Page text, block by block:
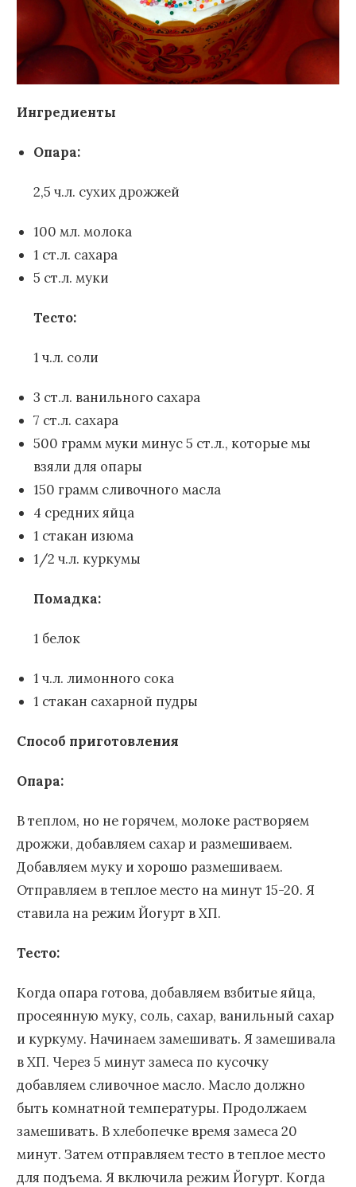
Ингредиенты
Опара:
2,5 ч.л. сухих дрожжей
100 мл. молока
1 ст.л. сахара
5 ст.л. муки
Тесто:
1 ч.л. соли
3 ст.л. ванильного сахара
7 ст.л. сахара
500 грамм муки минус 5 ст.л., которые мы
взяли для опары
150 грамм сливочного масла
4 средних яйца
1 стакан изюма
1/2 ч.л. куркумы
Помадка:
1 белок
1 ч.л. лимонного сока
1 стакан сахарной пудры
Способ приготовления
Опара:
В теплом, но не горячем, молоке растворяем
дрожжи, добавляем сахар и размешиваем.
Добавляем муку и хорошо размешиваем.
Отправляем в теплое место на минут 15-20. Я
ставила на режим Йогурт в ХП.
Тесто:
Когда опара готова, добавляем взбитые яйца,
просеянную муку, соль, сахар, ванильный сахар
и куркуму. Начинаем замешивать. Я замешивала
в ХП. Через 5 минут замеса по кусочку
добавляем сливочное масло. Масло должно
быть комнатной температуры. Продолжаем
замешивать. В хлебопечке время замеса 20
минут. Затем отправляем тесто в теплое место
для подъема. Я включила режим Йогурт. Когда